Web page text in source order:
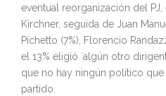
eventual reorganización del
Kirchner, seguida de Juan
Pichetto (7%), Florencio
el 13% eligió `algún otro
que no hay ningún político
partido.